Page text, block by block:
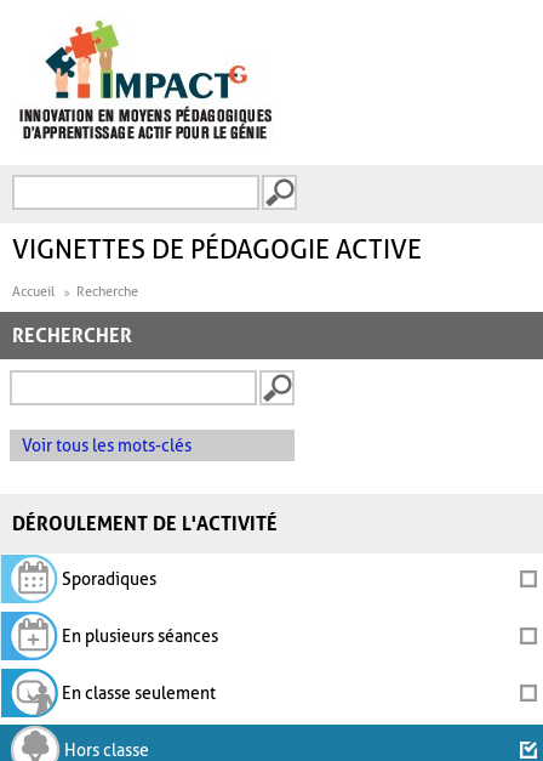
FORMULAIRE DE
VIGNETTES DE PÉDAGOGIE ACTIVE
Accueil Recherche
RECHERCHER
Voir tous les mots-clés
DÉROULEMENT DE L'ACTIVITÉ
Sporadiques
En plusieurs séances
En classe seulement
Hors classe